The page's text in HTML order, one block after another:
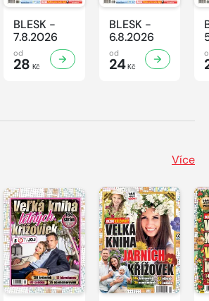
BLESK -
7.8.2026
od
28 Kč
BLESK -
6.8.2026
od
24Kč
Více